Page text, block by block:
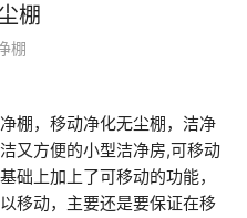
棚
棚
棚，移动净化无尘棚，洁净
又方便的小型洁净房,可移动
础上加上了可移动的功能，
移动，主要还是要保证在移